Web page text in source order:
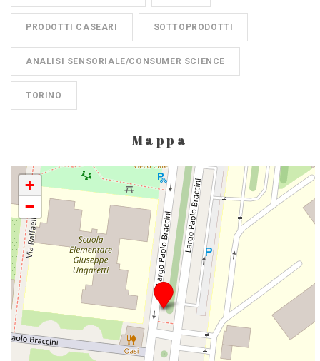
PRODOTTI CASEARI SOTTOPRODOTTI
ANALISI SENSORIALE/CONSUMER SCIENCE
TORINO
Mappa
+
−